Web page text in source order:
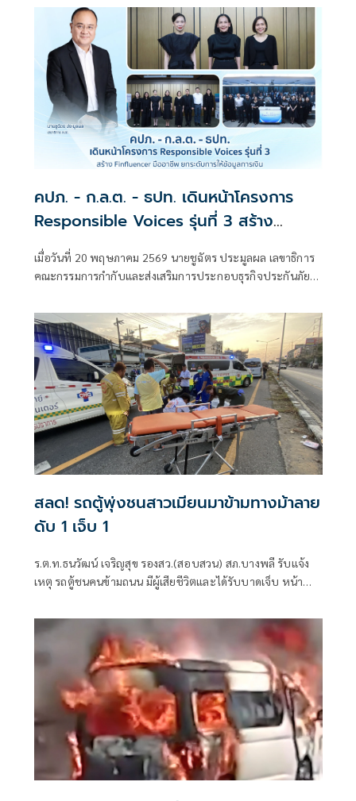
คปภ. - ก.ล.ต. - ธปท. เดินหน้าโครงการ
Responsible Voices รุ่นที่ 3 สร้าง
Finfluencer มืออาชีพ ยกระดับการให้ข้อมูล
การเงิน การลงทุน และประกันภัยอย่างรับ
เมื่อวันที่ 20 พฤษภาคม 2569 นายชูฉัตร ประมูลผล เลขาธิการ
คณะกรรมการกำกับและส่งเสริมการประกอบธุรกิจประกันภัย
เลขาธิการ
สลด! รถตู้พุ่งชนสาวเมียนมาข้ามทางม้าลาย
ดับ 1 เจ็บ 1
ร.ต.ท.ธนวัฒน์ เจริญสุข รองสว.(สอบสวน) สภ.บางพลี รับแจ้ง
เหตุ รถตู้ชนคนข้ามถนน มีผู้เสียชีวิตและได้รับบาดเจ็บ หน้า